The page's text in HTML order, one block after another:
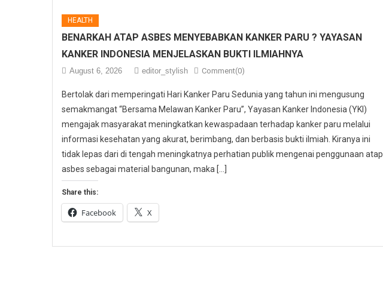
HEALTH
BENARKAH ATAP ASBES MENYEBABKAN KANKER PARU ? YAYASAN
KANKER INDONESIA MENJELASKAN BUKTI ILMIAHNYA
August 6, 2026 editor_stylish Comment(0)
Bertolak dari memperingati Hari Kanker Paru Sedunia yang tahun ini mengusung
semakmangat “Bersama Melawan Kanker Paru”, Yayasan Kanker Indonesia (YKI)
mengajak masyarakat meningkatkan kewaspadaan terhadap kanker paru melalui
informasi kesehatan yang akurat, berimbang, dan berbasis bukti ilmiah. Kiranya ini
tidak lepas dari di tengah meningkatnya perhatian publik mengenai penggunaan atap
asbes sebagai material bangunan, maka […]
Share this:
Facebook X